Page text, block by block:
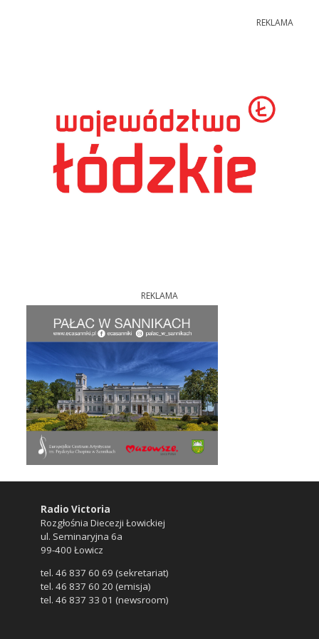
REKLAMA
REKLAMA
Radio Victoria
Rozgłośnia Diecezji Łowickiej
ul. Seminaryjna 6a
99-400 Łowicz
tel. 46 837 60 69 (sekretariat)
tel. 46 837 60 20 (emisja)
tel. 46 837 33 01 (newsroom)